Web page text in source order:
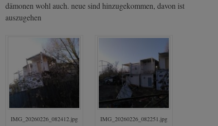
dämonen wohl auch. neue sind hinzugekommen, davon ist
auszugehen
IMG_20260226_082412.jpg IMG_20260226_082251.jpg